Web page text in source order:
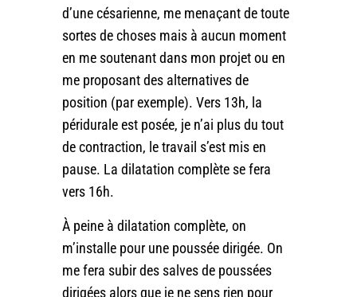
d’une césarienne, me menaçant de toute
sortes de choses mais à aucun moment
en me soutenant dans mon projet ou en
me proposant des alternatives de
position (par exemple). Vers 13h, la
péridurale est posée, je n’ai plus du tout
de contraction, le travail s’est mis en
pause. La dilatation complète se fera
vers 16h.
À peine à dilatation complète, on
m’installe pour une poussée dirigée. On
me fera subir des salves de poussées
dirigées alors que je ne sens rien pour